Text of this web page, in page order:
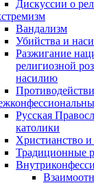
Дискуссии о
Вандализм
Убийства и
Разжигание
религиозной
насилию
Русская
католики
Христианство
Традиционные